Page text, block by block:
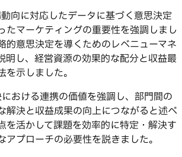
向に対応したデータに基づく意思決定
たマーケティングの重要性を強調しまし
的意思決定を導くためのレベニューマネ
明し、経営資源の効果的な配分と収益最
示しました。
おける連携の価値を強調し、部門間の
解決と収益成果の向上につながると述べ
を活かして課題を効率的に特定・解決す
アプローチの必要性を説きました。